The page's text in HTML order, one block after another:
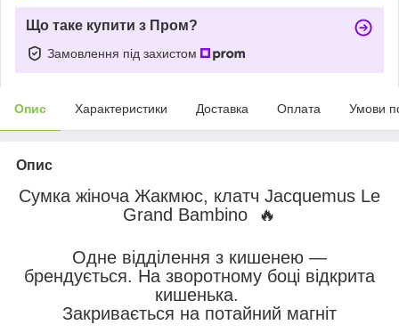
Що таке купити з Пром?
Замовлення під захистом
Опис Характеристики Доставка Оплата Умови
Опис
Сумка жіноча Жакмюс, клатч Jacquemus Le
Grand Bambino 🔥
Одне відділення з кишенею —
брендується. На зворотному боці відкрита
кишенька.
Закривається на потайний магніт